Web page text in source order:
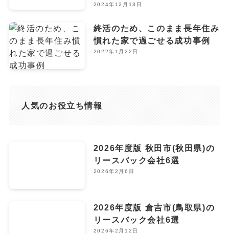
2024年12月13日
終活のため、このまま長年住み
慣れた家で過ごせる成功事例
2022年1月22日
人気のお役立ち情報
2026年度版 秋田市(秋田県)の
リースバック会社6選
2026年2月6日
2026年度版 倉吉市(鳥取県)の
リースバック会社6選
2026年2月12日